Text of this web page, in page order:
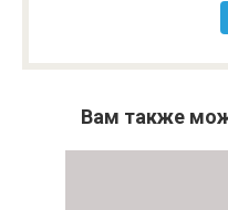
Вам также